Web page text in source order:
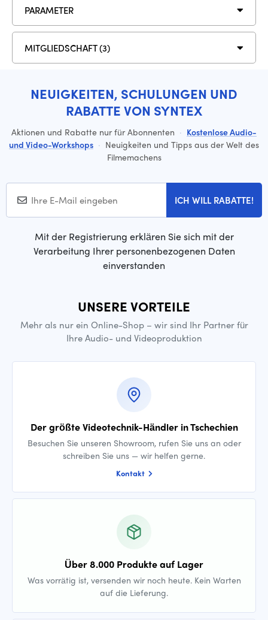
PARAMETER
MITGLIEDSCHAFT (3)
NEUIGKEITEN, SCHULUNGEN UND
RABATTE VON SYNTEX
Aktionen und Rabatte nur für Abonnenten · Kostenlose Audio-
und Video-Workshops · Neuigkeiten und Tipps aus der Welt des
Filmemachens
ICH WILL RABATTE!
Mit der Registrierung erklären Sie sich mit der
Verarbeitung Ihrer personenbezogenen Daten
einverstanden
UNSERE VORTEILE
Mehr als nur ein Online-Shop – wir sind Ihr Partner für
Ihre Audio- und Videoproduktion
Der größte Videotechnik-Händler in Tschechien
Besuchen Sie unseren Showroom, rufen Sie uns an oder
schreiben Sie uns — wir helfen gerne.
Kontakt
Über 8.000 Produkte auf Lager
Was vorrätig ist, versenden wir noch heute. Kein Warten
auf die Lieferung.